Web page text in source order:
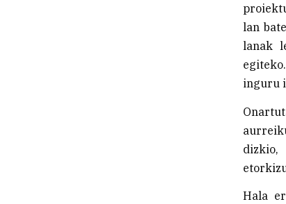
lan
lanak
inguru
dizkio,
Hala